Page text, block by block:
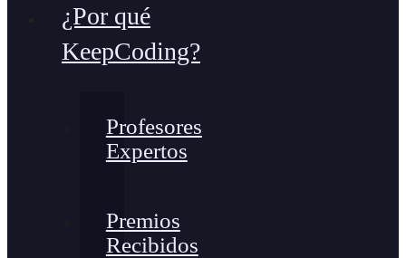
¿Por qué
KeepCoding?
Profesores
Expertos
Premios
Recibidos